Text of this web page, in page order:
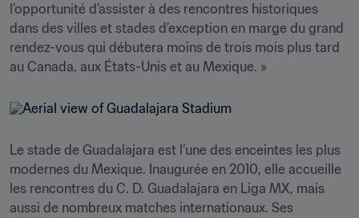
l’opportunité d’assister à des rencontres historiques
dans des villes et stades d’exception en marge du grand
rendez-vous qui débutera moins de trois mois plus tard
Le stade de Guadalajara est l’une des enceintes les plus
modernes du Mexique. Inaugurée en 2010, elle accueille
les rencontres du C. D. Guadalajara en Liga MX, mais
aussi de nombreux matches internationaux. Ses